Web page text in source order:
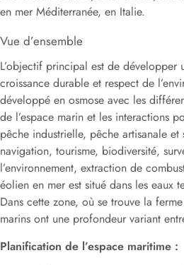
en mer Méditerranée, en Italie.
Vue d’ensemble
L’objectif principal est de
croissance durable et respect de
développé en osmose avec les
de l’espace marin et les interactions
pêche industrielle, pêche artisanale et
navigation, tourisme, biodiversité,
l’environnement, extraction de
éolien en mer est situé dans les eaux
Dans cette zone, où se trouve la
marins ont une profondeur variant
Planification de l’espace maritime :